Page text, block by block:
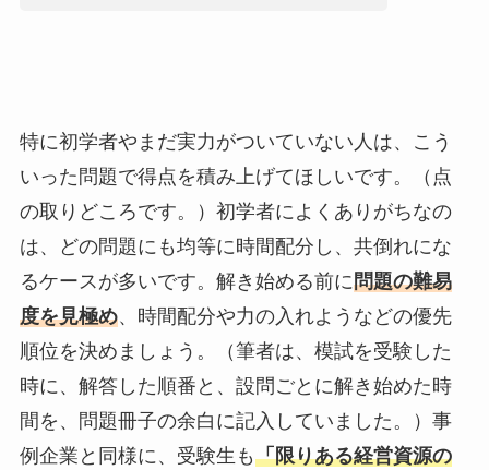
特に初学者やまだ実力がついていない人は、こう
いった問題で得点を積み上げてほしいです。（点
の取りどころです。）初学者によくありがちなの
は、どの問題にも均等に時間配分し、共倒れにな
るケースが多いです。解き始める前に問題の難易
度を見極め、時間配分や力の入れようなどの優先
順位を決めましょう。（筆者は、模試を受験した
時に、解答した順番と、設問ごとに解き始めた時
間を、問題冊子の余白に記入していました。）事
例企業と同様に、受験生も「限りある経営資源の